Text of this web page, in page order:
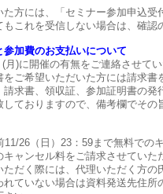
方には、「セミナー参加申込受
これを受信しない場合は、確認
加費のお支払いについて
月)に開催の有無をご連絡させて
をご希望いただいた方には請求
請求書、領収証、参加証明書の
ておりますので、備考欄でその
11/26（日）23：59まで無料での
キャンセル料をご請求させてい
ただく際には、代理いただく方
ていない場合は資料発送先住